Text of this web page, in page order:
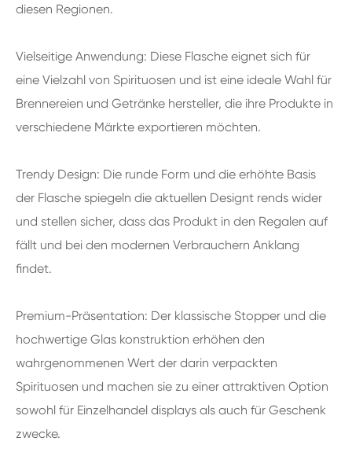
diesen Regionen.
Vielseitige Anwendung: Diese Flasche eignet sich für
eine Vielzahl von Spirituosen und ist eine ideale Wahl für
Brennereien und Getränke hersteller, die ihre Produkte in
verschiedene Märkte exportieren möchten.
Trendy Design: Die runde Form und die erhöhte Basis
der Flasche spiegeln die aktuellen Designt rends wider
und stellen sicher, dass das Produkt in den Regalen auf
fällt und bei den modernen Verbrauchern Anklang
findet.
Premium-Präsentation: Der klassische Stopper und die
hochwertige Glas konstruktion erhöhen den
wahrgenommenen Wert der darin verpackten
Spirituosen und machen sie zu einer attraktiven Option
sowohl für Einzelhandel displays als auch für Geschenk
zwecke.